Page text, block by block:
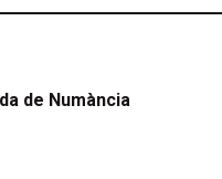
de Numància